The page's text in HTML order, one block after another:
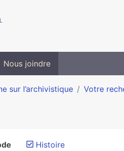
Nous joindre
sur l’archivistique Votre
Histoire